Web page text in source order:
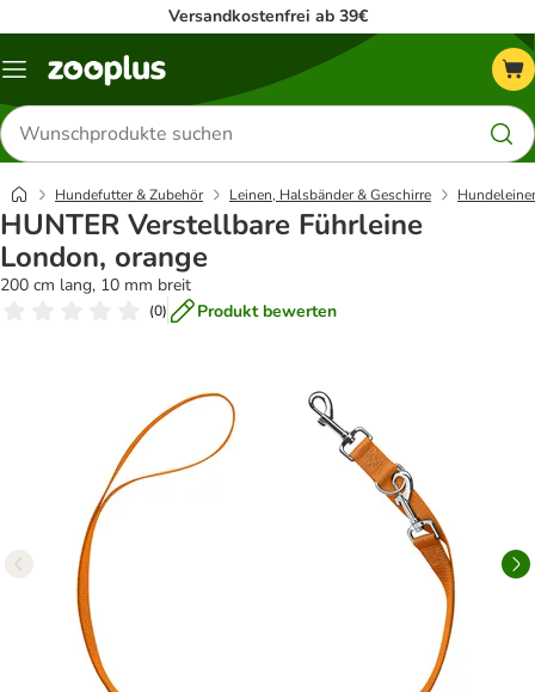
Versandkostenfrei ab 39€
Menü
Produkte
suchen
Hundefutter & Zubehör Leinen, Halsbänder & Geschirre
HUNTER Verstellbare Führleine
London, orange
200 cm lang, 10 mm breit
(0) Produkt bewerten